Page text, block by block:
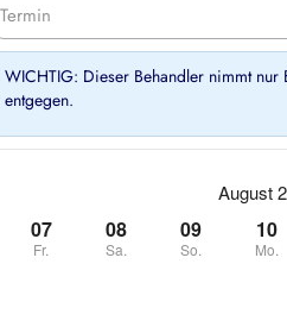
WICHTIG: Dieser Behandler nimmt nur
entgegen.
August
07
Fr.
08
Sa.
09
So.
10
Mo.